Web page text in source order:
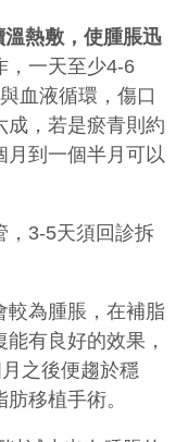
熱敷，使腫脹迅
，一天至少4-6
血液循環，傷口
成，若是瘀青則約
月到一個半月可以
3-5天須回診拆
為腫脹，在補脂
有良好的效果，
之後便趨於穩
移植手術。